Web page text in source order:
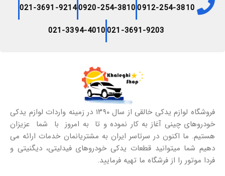
0912-254-3810
0920-254-3810
021-3691-9214
021-3691-9203
021-3394-4010
فروشگاه لوازم یدکی خالقی از سال ۱۳۹۰ در زمینه واردات لوازم یدکی
خودروهای چینی آغاز به کار نموده و تا به امروز با شما عزیزان
هستیم. ما اکنون در سرتاسر ایران به مشتریانمان خدمات ارائه می
دهیم شما میتوانید قطعات یدکی خودروهای فیدلیتی، دیگنیتی و
فردا موتور را از فرشگاه ما تهیه فرمایید.